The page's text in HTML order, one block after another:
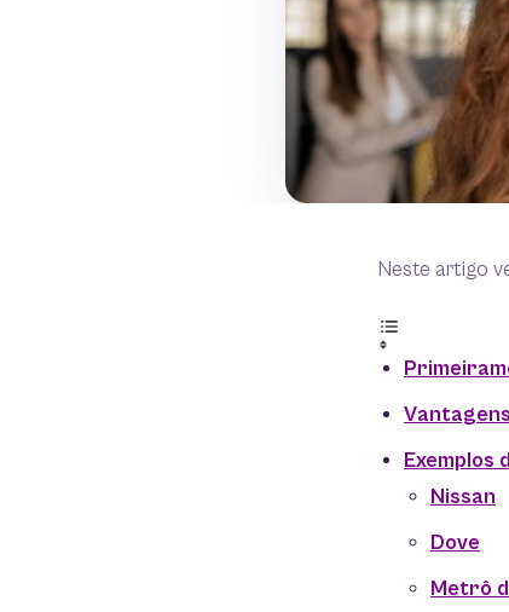
Neste artigo
Exemplos
Nissan
Dove
Metrô